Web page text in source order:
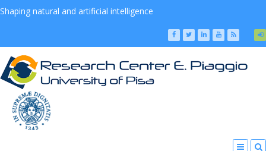
Shaping natural and artificial intelligence